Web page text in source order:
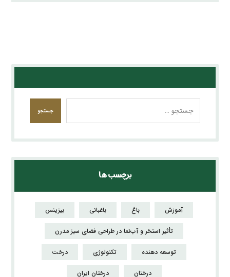
جستجو
برچسب ها
آموزش باغ باغبانی بیزینس
تأثیر استخر و آب‌نما در طراحی فضای سبز مدرن
توسعه دهنده تکنولوژی درخت
درختان درختان ایران